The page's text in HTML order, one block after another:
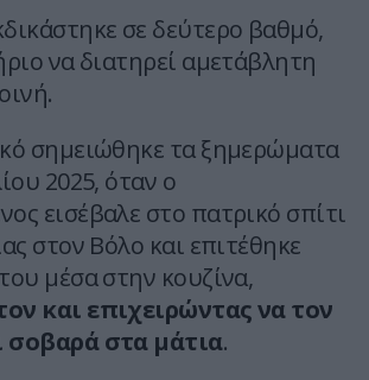
σε δεύτερο βαθμό,
να διατηρεί αμετάβλητη
σημειώθηκε τα ξημερώματα
2025, όταν ο
εισέβαλε στο πατρικό σπίτι
στον Βόλο και επιτέθηκε
μέσα στην κουζίνα,
και επιχειρώντας να τον
σοβαρά στα μάτια.